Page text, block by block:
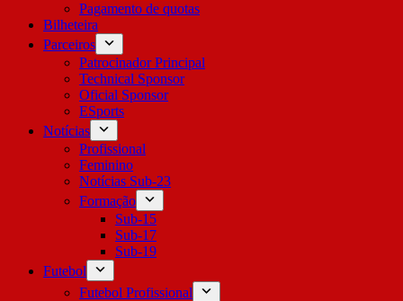
Pagamento de quotas
Bilheteira
Parceiros
Patrocinador Principal
Technical Sponsor
Oficial Sponsor
ESports
Notícias
Profissional
Feminino
Notícias Sub-23
Formação
Sub-15
Sub-17
Sub-19
Futebol
Futebol Profissional